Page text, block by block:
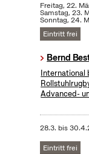
Freitag, 22.
Samstag, 23.
Sonntag, 24.
Eintritt frei
Bernd
International
Advanced-
28.3. bis
Eintritt frei